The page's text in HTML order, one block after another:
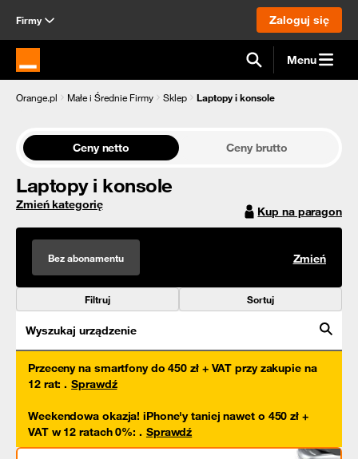
Firmy Zaloguj się
Strona główna Orange.pl Menu
Orange.pl Małe i Średnie Firmy Sklep Laptopy i konsole
Ceny netto Ceny brutto
Laptopy i konsole
Zmień kategorię Kup na paragon
Bez abonamentu Zmień
Filtruj Sortuj
Wyszukaj urządzenie
Przeceny na smartfony do 450 zł + VAT przy zakupie na
12 rat: . Sprawdź
Weekendowa okazja! iPhone'y taniej nawet o 450 zł +
VAT w 12 ratach 0%: . Sprawdź